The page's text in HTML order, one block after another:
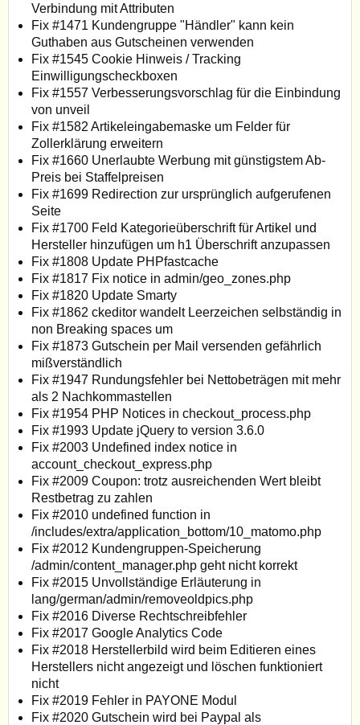
Verbindung mit Attributen
Fix #1471 Kundengruppe "Händler" kann kein
Guthaben aus Gutscheinen verwenden
Fix #1545 Cookie Hinweis / Tracking
Einwilligungscheckboxen
Fix #1557 Verbesserungsvorschlag für die Einbindung
von unveil
Fix #1582 Artikeleingabemaske um Felder für
Zollerklärung erweitern
Fix #1660 Unerlaubte Werbung mit günstigstem Ab-
Preis bei Staffelpreisen
Fix #1699 Redirection zur ursprünglich aufgerufenen
Seite
Fix #1700 Feld Kategorieüberschrift für Artikel und
Hersteller hinzufügen um h1 Überschrift anzupassen
Fix #1808 Update PHPfastcache
Fix #1817 Fix notice in admin/geo_zones.php
Fix #1820 Update Smarty
Fix #1862 ckeditor wandelt Leerzeichen selbständig in
non Breaking spaces um
Fix #1873 Gutschein per Mail versenden gefährlich
mißverständlich
Fix #1947 Rundungsfehler bei Nettobeträgen mit mehr
als 2 Nachkommastellen
Fix #1954 PHP Notices in checkout_process.php
Fix #1993 Update jQuery to version 3.6.0
Fix #2003 Undefined index notice in
account_checkout_express.php
Fix #2009 Coupon: trotz ausreichenden Wert bleibt
Restbetrag zu zahlen
Fix #2010 undefined function in
/includes/extra/application_bottom/10_matomo.php
Fix #2012 Kundengruppen-Speicherung
/admin/content_manager.php geht nicht korrekt
Fix #2015 Unvollständige Erläuterung in
lang/german/admin/removeoldpics.php
Fix #2016 Diverse Rechtschreibfehler
Fix #2017 Google Analytics Code
Fix #2018 Herstellerbild wird beim Editieren eines
Herstellers nicht angezeigt und löschen funktioniert
nicht
Fix #2019 Fehler in PAYONE Modul
Fix #2020 Gutschein wird bei Paypal als